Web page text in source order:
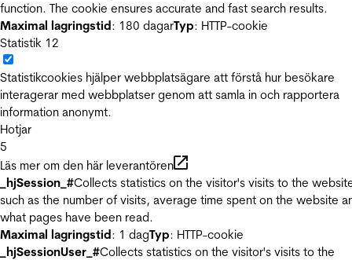
function. The cookie ensures accurate and fast search results.
Maximal lagringstid: 180 dagarTyp: HTTP-cookie
Statistik 12
Statistikcookies hjälper webbplatsägare att förstå hur besökare
interagerar med webbplatser genom att samla in och rapportera
information anonymt.
Hotjar
5
Läs mer om den här leverantören
_hjSession_#Collects statistics on the visitor's visits to the
such as the number of visits, average time spent on the website
what pages have been read.
Maximal lagringstid: 1 dagTyp: HTTP-cookie
_hjSessionUser_#Collects statistics on the visitor's visits to the